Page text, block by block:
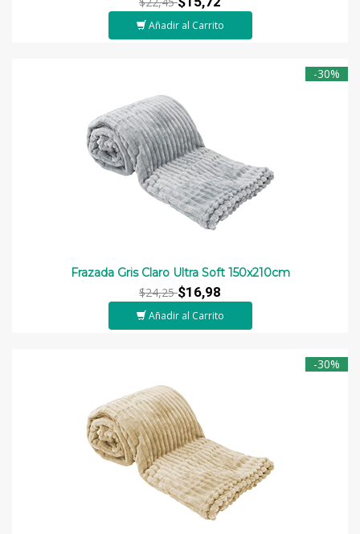
Añadir al Carrito
-30%
Frazada Gris Claro Ultra Soft 150x210cm
$24,25$16,98
Añadir al Carrito
-30%